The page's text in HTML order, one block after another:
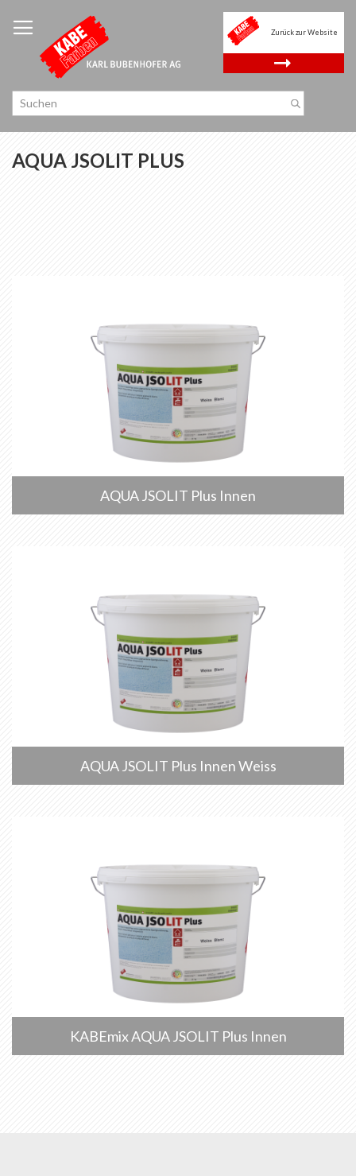
Inhalt
springen
Zurück zur Website
.
AQUA JSOLIT PLUS
AQUA JSOLIT Plus Innen
AQUA JSOLIT Plus Innen Weiss
KABEmix AQUA JSOLIT Plus Innen